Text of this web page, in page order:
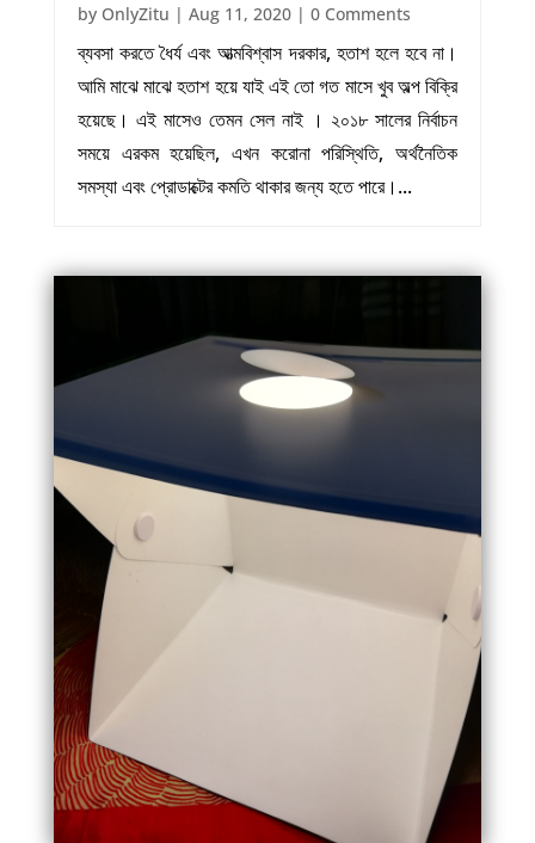
by OnlyZitu | Aug 11, 2020| 0 Comments
ব্যবসা করতে ধৈর্য এবং আত্মবিশ্বাস দরকার, হতাশ হলে হবে না।
আমি মাঝে মাঝে হতাশ হয়ে যাই এই তো গত মাসে খুব অল্প বিক্রি
হয়েছে। এই মাসেও তেমন সেল নাই । ২০১৮ সালের নির্বাচন
সময়ে এরকম হয়েছিল, এখন করোনা পরিস্থিতি, অর্থনৈতিক
সমস্যা এবং প্রোডাক্টের কমতি থাকার জন্য হতে পারে।...